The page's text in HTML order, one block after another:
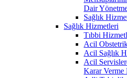
Dair
Sağlık
Sağlık Hizmetleri
Tıbbi
Acil
Acil Sağlık
Acil
Karar Verme